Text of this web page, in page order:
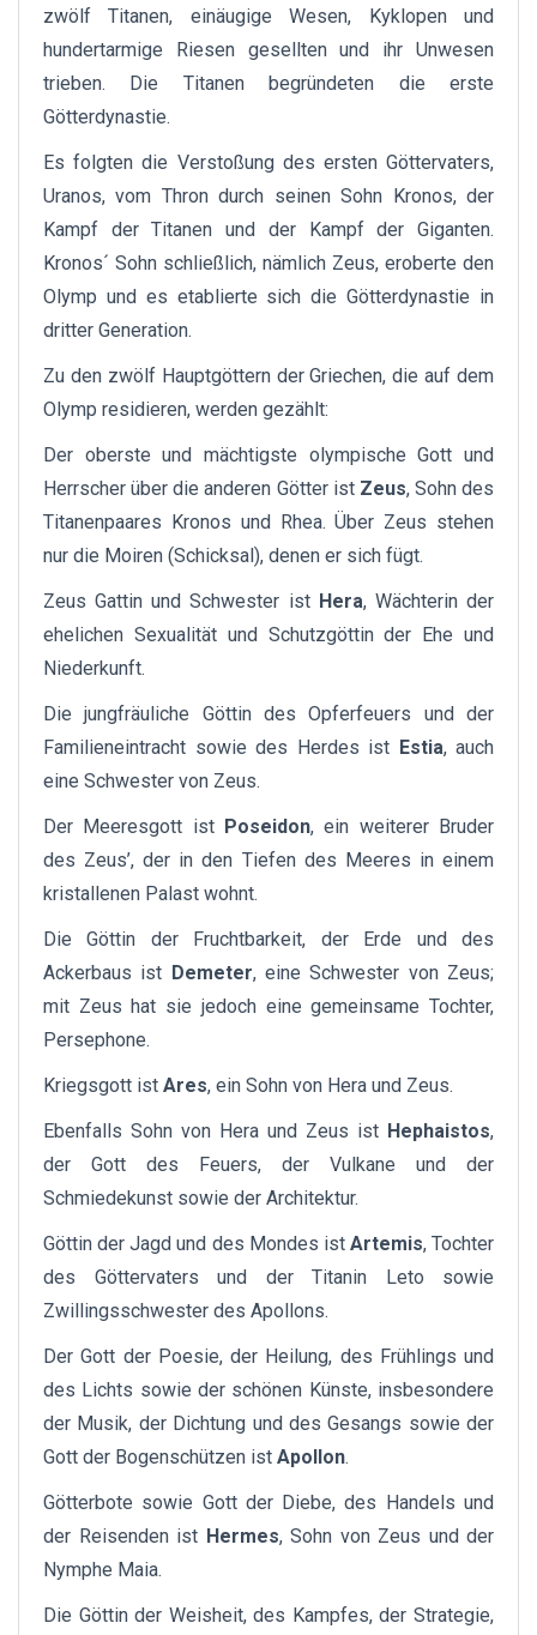
zwölf Titanen, einäugige Wesen, Kyklopen und
hundertarmige Riesen gesellten und ihr Unwesen
trieben. Die Titanen begründeten die erste
Götterdynastie.
Es folgten die Verstoßung des ersten Göttervaters,
Uranos, vom Thron durch seinen Sohn Kronos, der
Kampf der Titanen und der Kampf der Giganten.
Kronos´ Sohn schließlich, nämlich Zeus, eroberte den
Olymp und es etablierte sich die Götterdynastie in
dritter Generation.
Zu den zwölf Hauptgöttern der Griechen, die auf dem
Olymp residieren, werden gezählt:
Der oberste und mächtigste olympische Gott und
Herrscher über die anderen Götter ist Zeus, Sohn des
Titanenpaares Kronos und Rhea. Über Zeus stehen
nur die Moiren (Schicksal), denen er sich fügt.
Zeus Gattin und Schwester ist Hera, Wächterin der
ehelichen Sexualität und Schutzgöttin der Ehe und
Niederkunft.
Die jungfräuliche Göttin des Opferfeuers und der
Familieneintracht sowie des Herdes ist Estia, auch
eine Schwester von Zeus.
Der Meeresgott ist Poseidon, ein weiterer Bruder
des Zeus’, der in den Tiefen des Meeres in einem
kristallenen Palast wohnt.
Die Göttin der Fruchtbarkeit, der Erde und des
Ackerbaus ist Demeter, eine Schwester von Zeus;
mit Zeus hat sie jedoch eine gemeinsame Tochter,
Persephone.
Kriegsgott ist Ares, ein Sohn von Hera und Zeus.
Ebenfalls Sohn von Hera und Zeus ist Hephaistos,
der Gott des Feuers, der Vulkane und der
Schmiedekunst sowie der Architektur.
Göttin der Jagd und des Mondes ist Artemis, Tochter
des Göttervaters und der Titanin Leto sowie
Zwillingsschwester des Apollons.
Der Gott der Poesie, der Heilung, des Frühlings und
des Lichts sowie der schönen Künste, insbesondere
der Musik, der Dichtung und des Gesangs sowie der
Gott der Bogenschützen ist Apollon.
Götterbote sowie Gott der Diebe, des Handels und
der Reisenden ist Hermes, Sohn von Zeus und der
Nymphe Maia.
Die Göttin der Weisheit, des Kampfes, der Strategie,